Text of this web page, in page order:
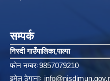
सम्पर्क
निस्दी गाउँपालिका‚पाल्पा
फोन नम्बरः9857079210
इमेल ठेगानाः